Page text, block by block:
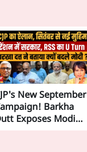
New September
Barkha
Exposes Modi